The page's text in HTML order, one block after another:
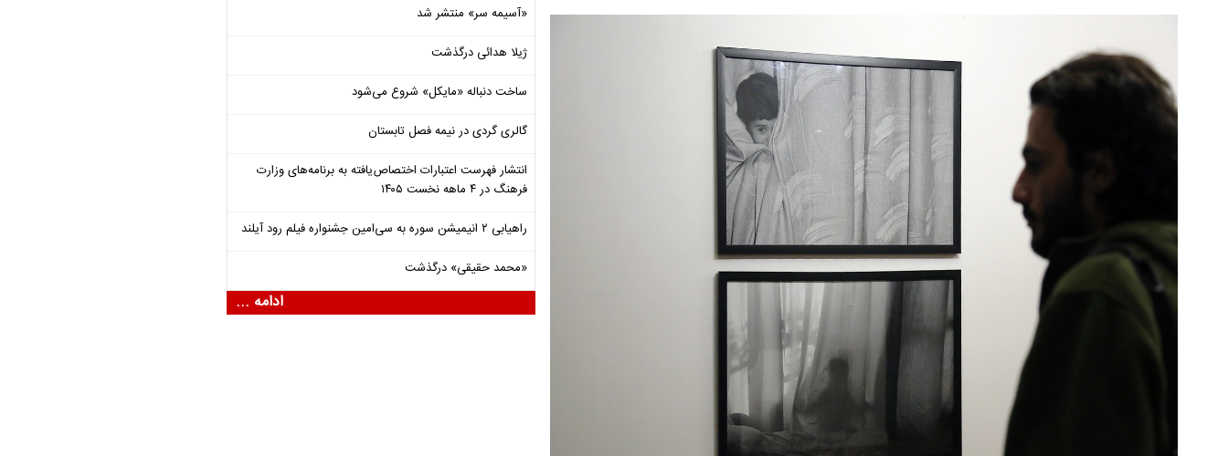
«آسیمه سر» منتشر شد
ژیلا هدائی درگذشت
ساخت دنباله «مایکل» شروع می‌شود
گالری گردی در نیمه فصل تابستان
انتشار فهرست اعتبارات اختصاص‌یافته به برنامه‌های وزارت
فرهنگ در ۴ ماهه نخست ۱۴۰۵
راهیابی ۲ انیمیشن سوره به سی‌امین جشنواره فیلم رود آیلند
«محمد حقیقی» درگذشت
ادامه ...